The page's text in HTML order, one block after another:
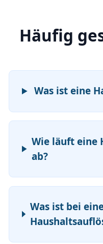
Häufig
Was ist eine
Wie läuft eine
ab?
Was ist bei